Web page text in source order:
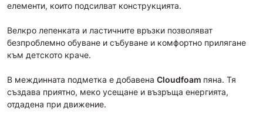
елементи, които подсилват конструкцията.
Велкро лепенката и ластичните връзки позволяват
безпроблемно обуване и събуване и комфортно прилягане
към детското краче.
В междинната подметка е добавена Cloudfoam пяна. Тя
създава приятно, меко усещане и възръща енергията,
отдадена при движение.